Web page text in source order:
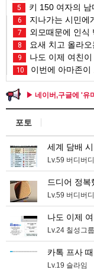
5 키 150 여자의
6 지나가는 시민에
7 외모때문에 인식
8 요새 치고 올라
9 나도 이제 여친이
10 이번에 아마존
▶ 네이버,구글에 '유
포토
세계 담배
Lv.59 버디버디
드디어 정
Lv.59 버디버디
나도 이제
Lv.24 칠성그룹
카톡 프사
Lv.19 슬라임